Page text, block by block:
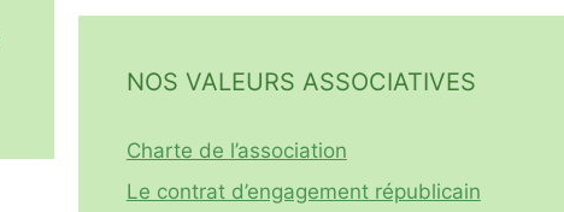
NOS VALEURS ASSOCIATIVES
Charte de l’association
Le contrat d’engagement républicain